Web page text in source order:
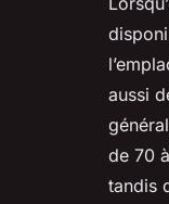
aussi
de 70
tandis